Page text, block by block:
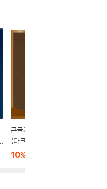
큰글자 현대인의 성경
(다크브라운/대(大)/
단본/색인/천연우피)
10%